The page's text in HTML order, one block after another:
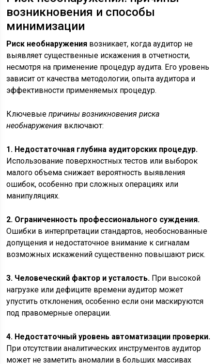
возникновения и способы
минимизации
Риск необнаружения возникает, когда аудитор не
выявляет существенные искажения в отчетности,
несмотря на применение процедур аудита. Его уровень
зависит от качества методологии, опыта аудитора и
эффективности применяемых процедур.
Ключевыепричины возникновения риска
необнаружения включают:
1. Недостаточная глубина аудиторских процедур.
Использование поверхностных тестов или выборок
малого объема снижает вероятность выявления
ошибок, особенно при сложных операциях или
манипуляциях.
2. Ограниченность профессионального суждения.
Ошибки в интерпретации стандартов, необоснованные
допущения и недостаточное внимание к сигналам
возможных искажений существенно повышают риск.
3. Человеческий фактор и усталость. При высокой
нагрузке или дефиците времени аудитор может
упустить отклонения, особенно если они маскируются
под правомерные операции.
4. Недостаточный уровень автоматизации проверки.
При отсутствии аналитических инструментов аудитор
может не заметить аномалии в больших массивах